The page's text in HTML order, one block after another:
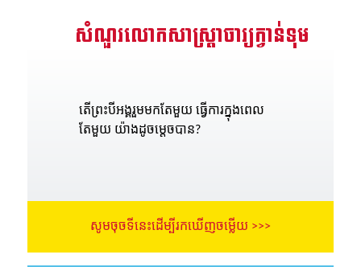
សំណួរលោកសាស្រ្តាចារ្យក្វាន់ទុម
តើព្រះបីអង្គរួមមកតែមួយ ធ្វើការក្នុងពេល
តែមួយ យ៉ាងដូចម្តេចបាន?
សូមចុចទីនេះដើម្បីរកឃើញចម្លើយ >>>